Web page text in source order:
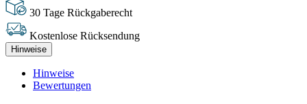
30 Tage Rückgaberecht
Kostenlose Rücksendung
Hinweise
Hinweise
Bewertungen